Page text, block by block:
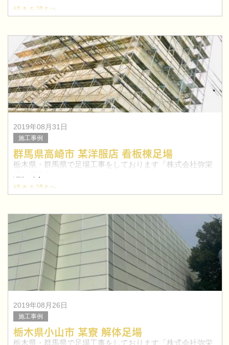
今回は、埼玉県鶴ヶ島市にて駅の改修足場工事を行いまし
続きを読む>
2019年08月31日
施工事例
群馬県高崎市 某洋服店 看板棟足場
栃木県・群馬県で足場工事をしております「株式会社弥栄
今回は、群馬県高崎市にて店舗の看板棟足場工事を行いま
太田市を中心に群馬県で鳶職人を目指したい方！求人特集
はこちらへ≫
続きを読む>
2019年08月26日
施工事例
栃木県小山市 某寮 解体足場
栃木県・群馬県で足場工事をしております「株式会社弥栄